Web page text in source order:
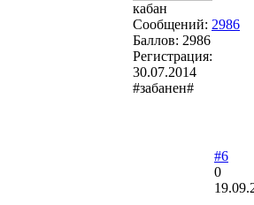
кабан
Сообщений: 2986
Баллов: 2986
Регистрация:
30.07.2014
#забанен#
#6
0